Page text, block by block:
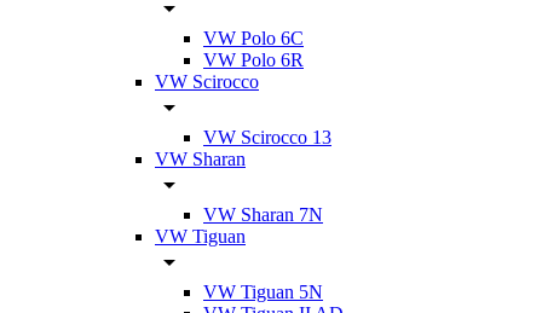
VW Polo 6C
VW Polo 6R
VW Scirocco
VW Scirocco 13
VW Sharan
VW Sharan 7N
VW Tiguan
VW Tiguan 5N